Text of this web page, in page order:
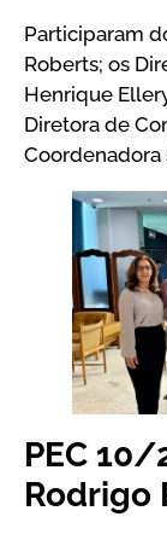
Participaram
Roberts; os
Henrique
Diretora de
Coordenadora
PEC
Rodrigo